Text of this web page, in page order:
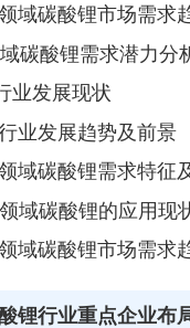
域碳酸锂市场需求
碳酸锂需求潜力分
业发展现状
业发展趋势及前景
域碳酸锂需求特征
域碳酸锂的应用现
域碳酸锂市场需求
锂行业重点企业布